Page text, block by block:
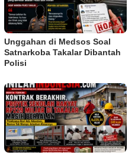
Unggahan di Medsos Soal
Satnarkoba Takalar Dibantah
Polisi